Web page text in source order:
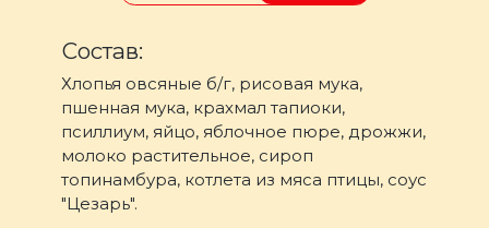
Состав:
Хлопья овсяные б/г, рисовая мука,
пшенная мука, крахмал тапиоки,
псиллиум, яйцо, яблочное пюре, дрожжи,
молоко растительное, сироп
топинамбура, котлета из мяса птицы, соус
"Цезарь".